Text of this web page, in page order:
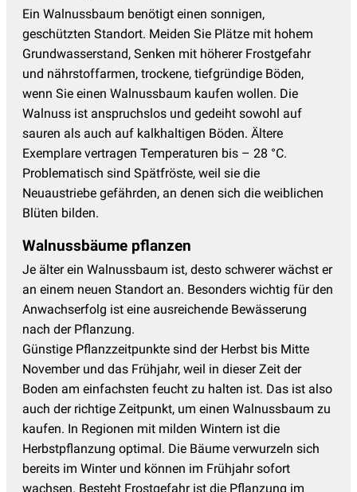
Ein Walnussbaum benötigt einen sonnigen,
geschützten Standort. Meiden Sie Plätze mit hohem
Grundwasserstand, Senken mit höherer Frostgefahr
und nährstoffarmen, trockene, tiefgründige Böden,
wenn Sie einen Walnussbaum kaufen wollen. Die
Walnuss ist anspruchslos und gedeiht sowohl auf
sauren als auch auf kalkhaltigen Böden. Ältere
Exemplare vertragen Temperaturen bis – 28 °C.
Problematisch sind Spätfröste, weil sie die
Neuaustriebe gefährden, an denen sich die weiblichen
Blüten bilden.
Walnussbäume pflanzen
Je älter ein Walnussbaum ist, desto schwerer wächst er
an einem neuen Standort an. Besonders wichtig für den
Anwachserfolg ist eine ausreichende Bewässerung
nach der Pflanzung.
Günstige Pflanzzeitpunkte sind der Herbst bis Mitte
November und das Frühjahr, weil in dieser Zeit der
Boden am einfachsten feucht zu halten ist. Das ist also
auch der richtige Zeitpunkt, um einen Walnussbaum zu
kaufen. In Regionen mit milden Wintern ist die
Herbstpflanzung optimal. Die Bäume verwurzeln sich
bereits im Winter und können im Frühjahr sofort
wachsen. Besteht Frostgefahr ist die Pflanzung im